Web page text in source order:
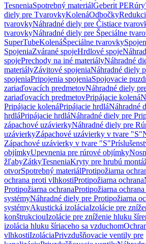
TesneniaSpotrebný materiálGeberit PERúry
diely pre TvarovkyKolenáOdbočky
tvarovkyNáhradné diely pre Čistiace
tvarovkyNáhradné diely pre Špeciálne
SuperTubeKolenáŠpeciálne tvarovky
SpojeniaZvárané spojeHrdlové spoje
spojePrechody na iné materiályNáhradné
materiályZávitové spojeniaNáhradné diely
spojeniaPripojenia spojeniaSpojovacie
zariaďovacích predmetovNáhradné diely
zariaďovacích predmetovPripájacie kolená
Pripájacie kolenáPripájacie hrdláNáhradné
hrdláPripájacie hrdláNáhradné diely pre
zápachové uzávierkyNáhradné diely pre
uzávierkyZápachové uzávierky v tvare "S"
Zápachové uzávierky v tvare "S"
objímkyUpevnenia pre rúrové objímky
žľabyZátkyTesneniaKryty pre hrubú
otvorSpotrebný materiálProtipožiarna
ochrana proti vlhkostiProtipožiarna ochrana
Protipožiarna ochranaProtipožiarna
systémyNáhradné diely pre Protipožiarna
systémyAkustická izoláciaIzolácie pre
konštrukciouIzolácie pre zníženie hluku
izolácia hluku šíriaceho sa vzduchom
vlhkostiIzoláciaPrivzdušňovacie ventily pre